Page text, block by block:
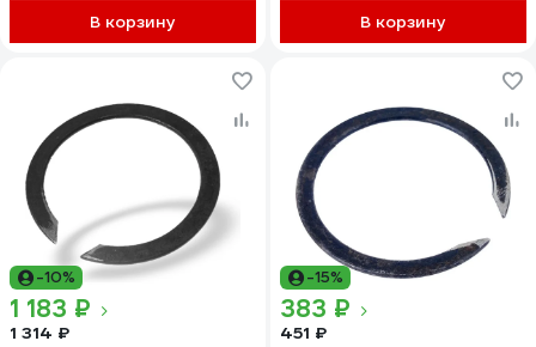
В корзину
В корзину
-10%
1 183 ₽
1 314 ₽
-15%
383 ₽
451 ₽